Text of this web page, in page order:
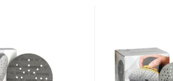
125mm
Grip
89H